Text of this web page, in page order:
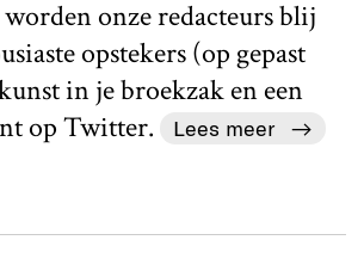
worden onze redacteurs blij
opstekers (op gepast
in je broekzak en een
op Twitter.
Lees meer